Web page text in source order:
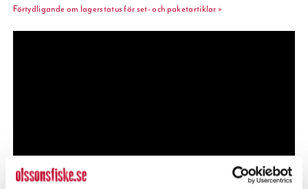
Förtydligande om lagerstatus för set- och paketartiklar »